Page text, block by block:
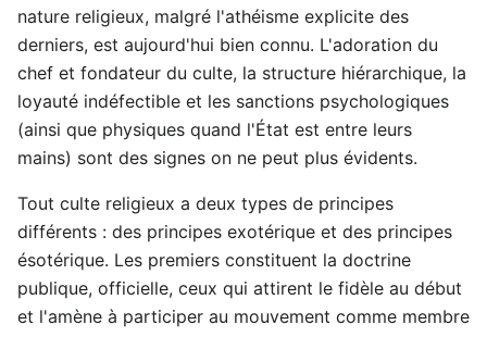
nature religieux, malgré l'athéisme explicite des
derniers, est aujourd'hui bien connu. L'adoration du
chef et fondateur du culte, la structure hiérarchique, la
loyauté indéfectible et les sanctions psychologiques
(ainsi que physiques quand l'État est entre leurs
mains) sont des signes on ne peut plus évidents.
Tout culte religieux a deux types de principes
différents : des principes exotérique et des principes
ésotérique. Les premiers constituent la doctrine
publique, officielle, ceux qui attirent le fidèle au début
et l'amène à participer au mouvement comme membre